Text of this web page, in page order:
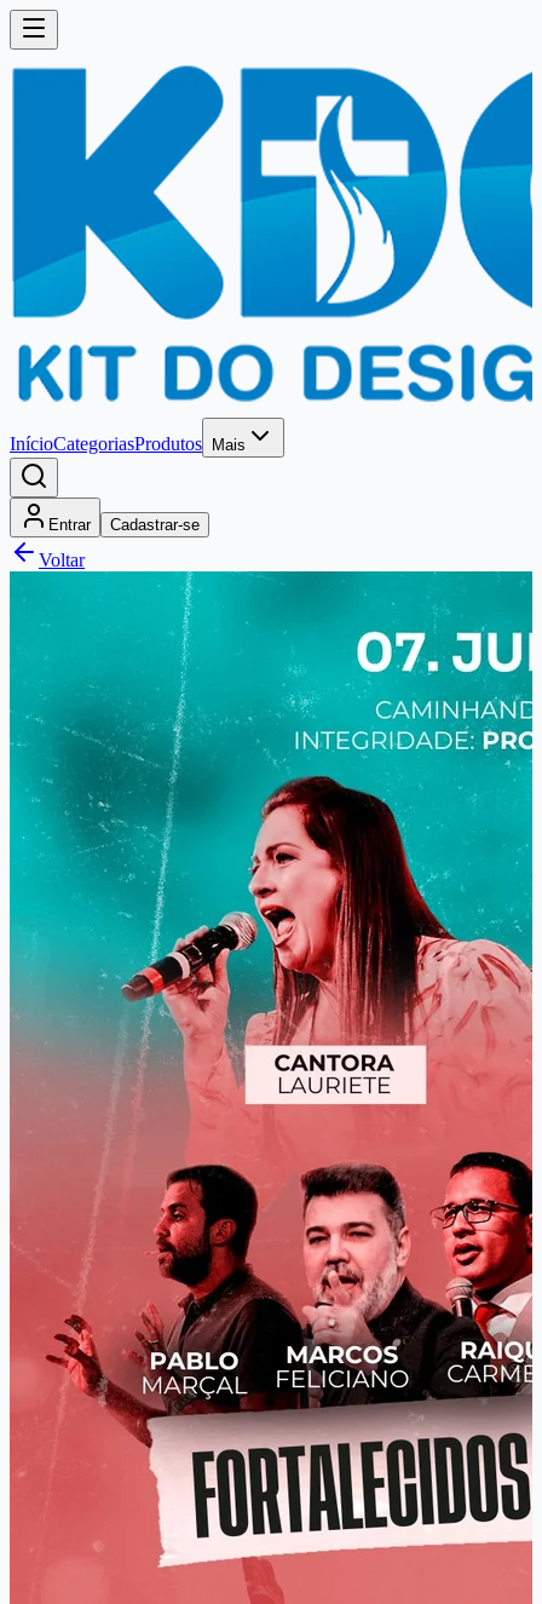
InícioCategoriasProdutos Mais
Entrar Cadastrar-se
Voltar